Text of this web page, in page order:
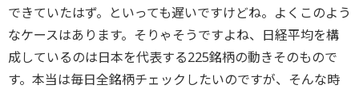
できていたはず。といっても遅いですけどね。よくこのよう
なケースはあります。そりゃそうですよね、日経平均を構
成しているのは日本を代表する225銘柄の動きそのもので
す。本当は毎日全銘柄チェックしたいのですが、そんな時